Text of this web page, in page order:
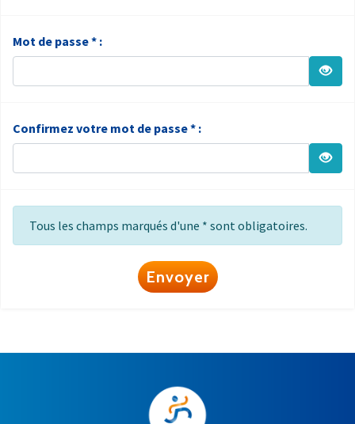
Mot de passe * :
Confirmez votre mot de passe * :
Tous les champs marqués d'une * sont obligatoires.
Envoyer